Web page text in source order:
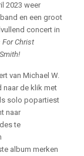
2023 weer
en een groot
concert in
For Christ
van Michael W.
naar de klik met
solo popartiest
naar
te
album merken